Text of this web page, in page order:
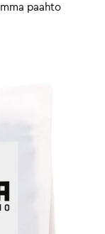
paahto